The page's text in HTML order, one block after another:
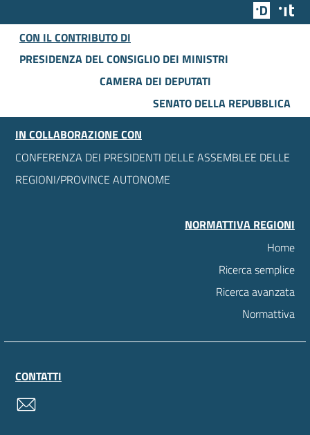
Team
CON IL CONTRIBUTO DI
PRESIDENZA DEL CONSIGLIO DEI MINISTRI
CAMERA DEI DEPUTATI
SENATO DELLA REPUBBLICA
IN COLLABORAZIONE CON
CONFERENZA DEI PRESIDENTI DELLE ASSEMBLEE DELLE
REGIONI/PROVINCE AUTONOME
NORMATTIVA REGIONI
Home
Ricerca semplice
Ricerca avanzata
Normattiva
CONTATTI